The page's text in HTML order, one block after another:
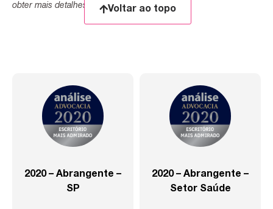
obter mais detalhes.
Voltar ao topo
2020 – Abrangente –
SP
2020 – Abrangente –
Setor Saúde